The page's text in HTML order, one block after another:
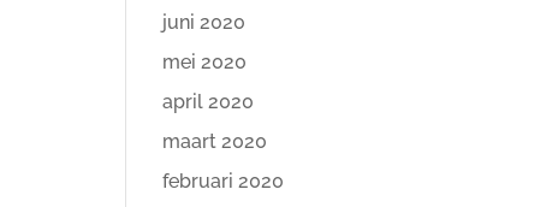
juni 2020
mei 2020
april 2020
maart 2020
februari 2020